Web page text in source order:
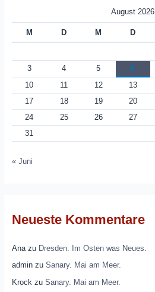
August 2026
M D M D
3
4 5 6
10
11 12 13
17
18 19 20
24
25 26 27
31
« Juni
Neueste Kommentare
Anazu Dresden. Im Osten was Neues.
adminzu Sanary. Mai am Meer.
Krock zu Sanary. Mai am Meer.